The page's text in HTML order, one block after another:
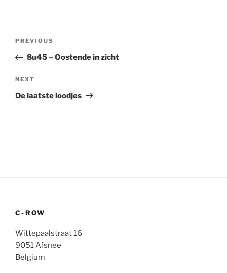
Previous
Post
PREVIOUS
8u45 – Oostende in zicht
Next
Post
NEXT
De laatste loodjes
C-ROW
Wittepaalstraat 16
9051 Afsnee
Belgium